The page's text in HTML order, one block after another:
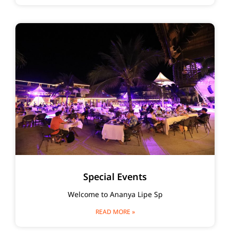
Special Events
Welcome to Ananya Lipe Sp
READ MORE »